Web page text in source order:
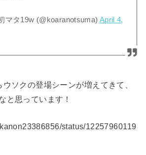
マタ19w (@koaranotsuma) April 4,
ソクの登場シーンが増えてきて、
と思っています！
status/12257960119